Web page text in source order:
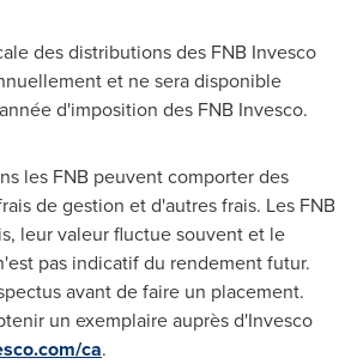
des distributions des FNB Invesco
et ne sera disponible
d'imposition des FNB Invesco.
les FNB peuvent comporter des
de gestion et d'autres frais. Les FNB
leur valeur fluctue souvent et le
pas indicatif du rendement futur.
avant de faire un placement.
un exemplaire auprès d'Invesco
ca.